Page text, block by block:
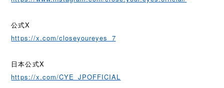
公式X
https://x.com/closeyoureyes_7
日本公式X
https://x.com/CYE_JPOFFICIAL